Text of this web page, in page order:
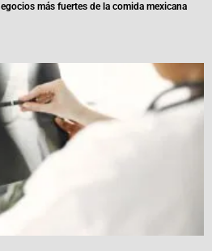
más fuertes de la comida mexicana